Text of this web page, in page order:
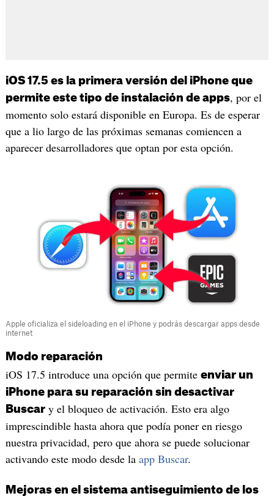
iOS 17.5 es la primera versión del iPhone que
permite este tipo de instalación de apps, por el
momento solo estará disponible en Europa. Es de esperar
que a lio largo de las próximas semanas comiencen a
aparecer desarrolladores que optan por esta opción.
Apple oficializa el sideloading en el iPhone y podrás descargar apps desde
internet
Modo reparación
iOS 17.5 introduce una opción que permite enviar un
iPhone para su reparación sin desactivar
Buscary el bloqueo de activación. Esto era algo
imprescindible hasta ahora que podía poner en riesgo
nuestra privacidad, pero que ahora se puede solucionar
activando este modo desde la app Buscar.
Mejoras en el sistema antiseguimiento de los